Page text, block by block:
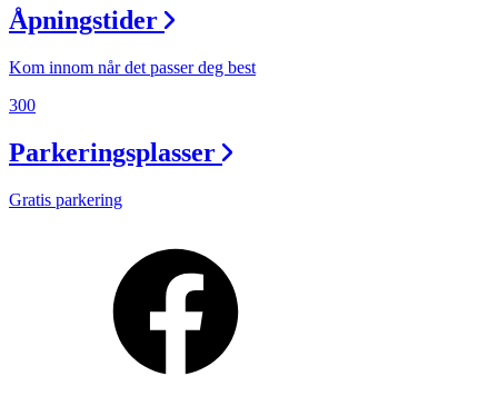
Åpningstider
Kom innom når det passer deg best
300
Parkeringsplasser
Gratis parkering